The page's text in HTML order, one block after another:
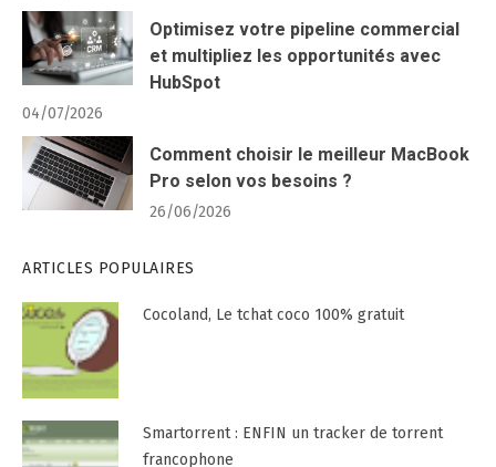
Optimisez votre pipeline commercial
et multipliez les opportunités avec
HubSpot
04/07/2026
Comment choisir le meilleur MacBook
Pro selon vos besoins ?
26/06/2026
ARTICLES POPULAIRES
Cocoland, Le tchat coco 100% gratuit
Smartorrent : ENFIN un tracker de torrent
francophone